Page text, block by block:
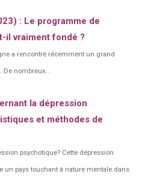
: Le programme de
il vraiment fondé ?
a rencontré récemment un grand
De nombreux...
la dépression
et méthodes de
psychotique? Cette dépression
un pays touchant à nature mentale dans